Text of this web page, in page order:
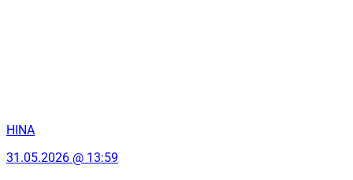
HINA
31.05.2026 @ 13:59